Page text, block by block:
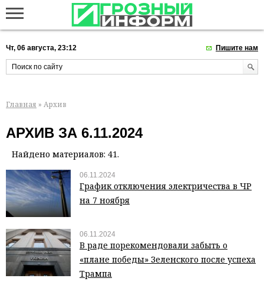
Чт, 06 августа, 23:12 Пишите нам
Главная » Архив
АРХИВ ЗА 6.11.2024
Найдено материалов: 41.
06.11.2024
График отключения электричества в ЧР
на 7 ноября
06.11.2024
В раде порекомендовали забыть о
«плане победы» Зеленского после успеха
Трампа